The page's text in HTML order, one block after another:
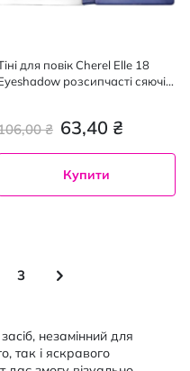
для повік Cherel Elle 18
розсипчасті сяючі
63,40 ₴
₴
Купити
reading page
Сторінка
3 Сторінка
Наступне
незамінний для
так і яскравого